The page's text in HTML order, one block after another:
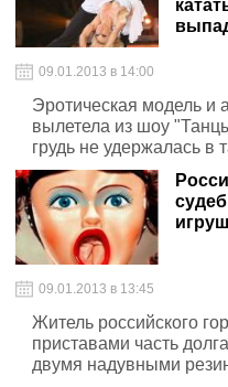
09.01.2013 в 14:00
Эротическая модель и
вылетела из шоу
грудь не удержалась в
09.01.2013 в 13:45
Житель российского
приставами часть
двумя надувными